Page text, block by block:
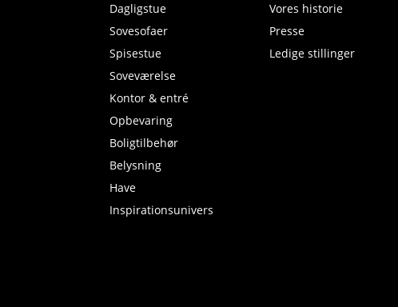
Dagligstue
Sovesofaer
Spisestue
Soveværelse
Kontor & entré
Opbevaring
Boligtilbehør
Belysning
Have
Inspirationsunivers
Vores historie
Presse
Ledige stillinger